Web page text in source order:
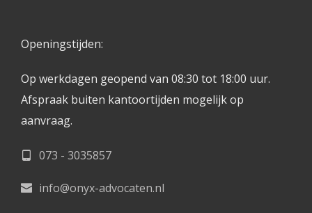
Openingstijden:
Op werkdagen geopend van 08:30 tot 18:00 uur.
Afspraak buiten kantoortijden mogelijk op
aanvraag.
073 - 3035857
info@onyx-advocaten.nl